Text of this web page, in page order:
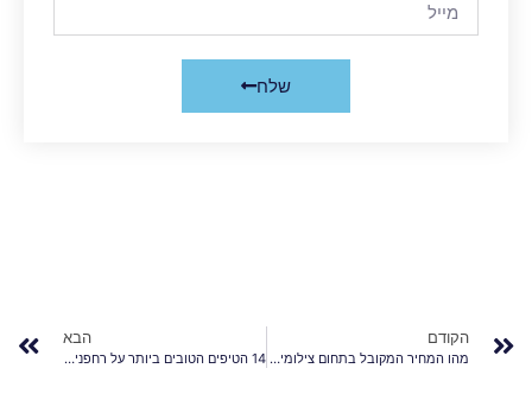
שלח
הקודם
מהו המחיר המקובל בתחום צילומי רחפן? 5 טיפים
הבא
14 הטיפים הטובים ביותר על רחפנים מקצועיים וצילומי רחפן